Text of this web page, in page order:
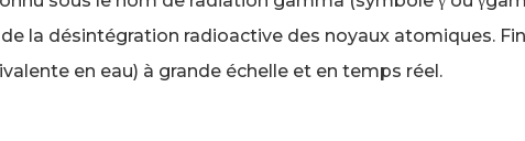
la désintégration radioactive des noyaux atomiques.
en eau) à grande échelle et en temps réel.